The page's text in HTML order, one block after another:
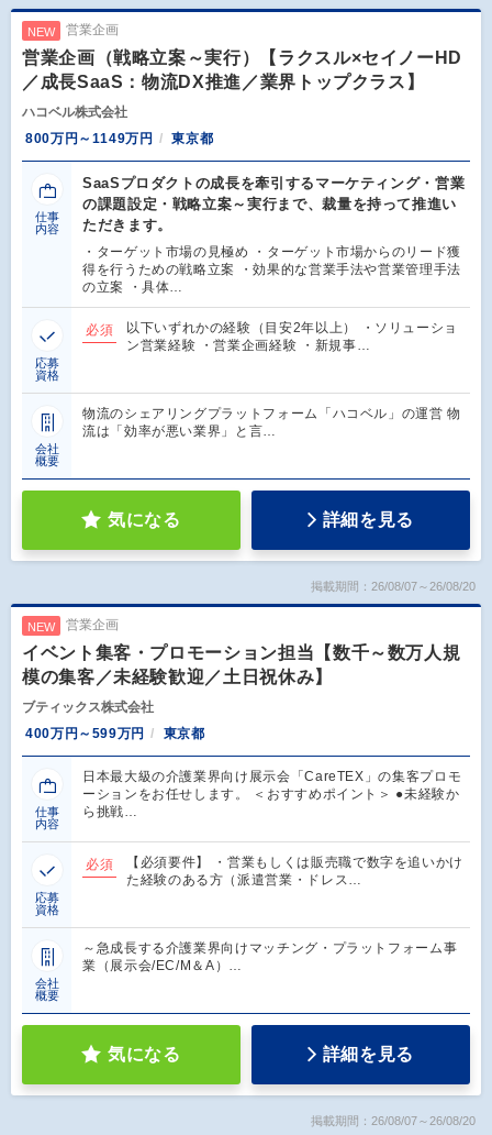
NEW 営業企画
営業企画（戦略立案～実行）【ラクスル×セイノーHD
／成長SaaS：物流DX推進／業界トップクラス】
ハコベル株式会社
800万円～1149万円
東京都
仕事
内容
SaaSプロダクトの成長を牽引するマーケティング・営業
の課題設定・戦略立案～実行まで、裁量を持って推進い
ただきます。
・ターゲット市場の見極め ・ターゲット市場からのリード獲
得を行うための戦略立案 ・効果的な営業手法や営業管理手法
の立案 ・具体…
応募
資格
必須
以下いずれかの経験（目安2年以上） ・ソリューショ
ン営業経験 ・営業企画経験 ・新規事…
会社
概要
物流のシェアリングプラットフォーム「ハコベル」の運営 物
流は「効率が悪い業界」と言…
気になる 詳細を見る
掲載期間：26/08/07～26/08/20
NEW 営業企画
イベント集客・プロモーション担当【数千～数万人規
模の集客／未経験歓迎／土日祝休み】
ブティックス株式会社
400万円～599万円
東京都
仕事
内容
日本最大級の介護業界向け展示会「CareTEX」の集客プロモ
ーションをお任せします。 ＜おすすめポイント＞ ●未経験か
ら挑戦…
応募
資格
必須
【必須要件】 ・営業もしくは販売職で数字を追いかけ
た経験のある方（派遣営業・ドレス…
会社
概要
～急成長する介護業界向けマッチング・プラットフォーム事
業（展示会/EC/M＆A）…
気になる 詳細を見る
掲載期間：26/08/07～26/08/20